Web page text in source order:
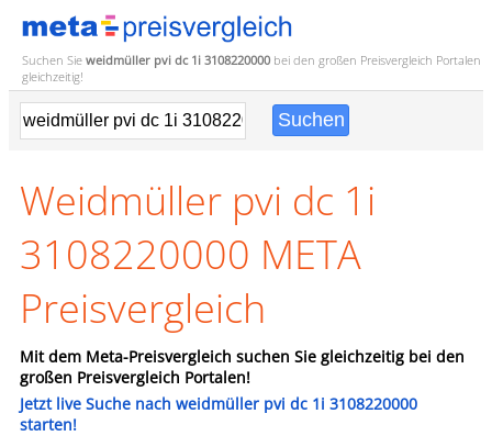
Suchen Sie weidmüller pvi dc 1i 3108220000 bei den großen Preisvergleich Portalen
gleichzeitig!
Weidmüller pvi dc 1i
3108220000 META
Preisvergleich
Mit dem Meta-Preisvergleich suchen Sie gleichzeitig bei den
großen Preisvergleich Portalen!
Jetzt live Suche nach weidmüller pvi dc 1i 3108220000
starten!